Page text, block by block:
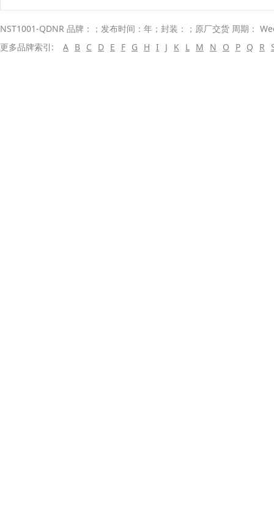
NST1001-QDNR 品牌：；发布时间：年；封装：；原厂交货 周期：
更多品牌索引:
A B C D E F G H I J K L M N O P Q R